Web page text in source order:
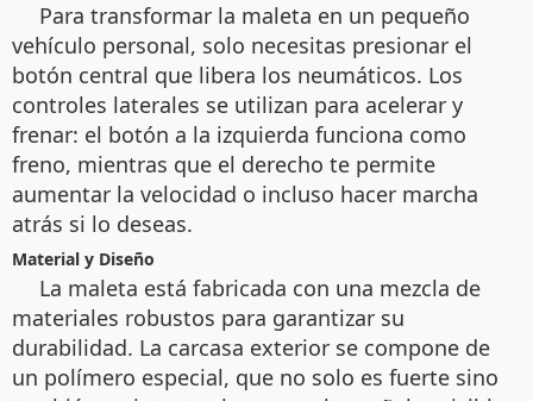
Para transformar la maleta en un pequeño
vehículo personal, solo necesitas presionar el
botón central que libera los neumáticos. Los
controles laterales se utilizan para acelerar y
frenar: el botón a la izquierda funciona como
freno, mientras que el derecho te permite
aumentar la velocidad o incluso hacer marcha
atrás si lo deseas.
Material y Diseño
La maleta está fabricada con una mezcla de
materiales robustos para garantizar su
durabilidad. La carcasa exterior se compone de
un polímero especial, que no solo es fuerte sino